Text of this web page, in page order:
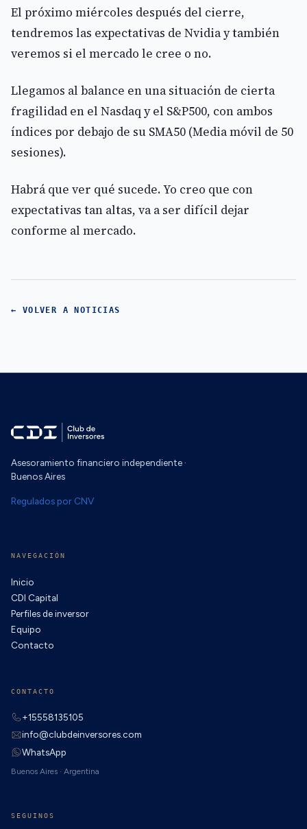
El próximo miércoles después del cierre,
tendremos las expectativas de Nvidia y también
veremos si el mercado le cree o no.
Llegamos al balance en una situación de cierta
fragilidad en el Nasdaq y el S&P500, con ambos
índices por debajo de su SMA50 (Media móvil de 50
sesiones).
Habrá que ver qué sucede. Yo creo que con
expectativas tan altas, va a ser difícil dejar
conforme al mercado.
← VOLVER A NOTICIAS
Asesoramiento financiero independiente ·
Buenos Aires
Regulados por CNV
NAVEGACIÓN
Inicio
CDI Capital
Perfiles de inversor
Equipo
Contacto
CONTACTO
+15558135105
info@clubdeinversores.com
WhatsApp
Buenos Aires · Argentina
SEGUINOS